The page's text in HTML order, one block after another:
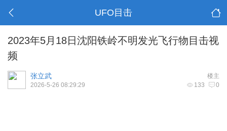
UFO目击
2023年5月18日沈阳铁岭不明发光飞行物目击视
频
楼主
张立武
133 0
2026-5-26 08:29:29